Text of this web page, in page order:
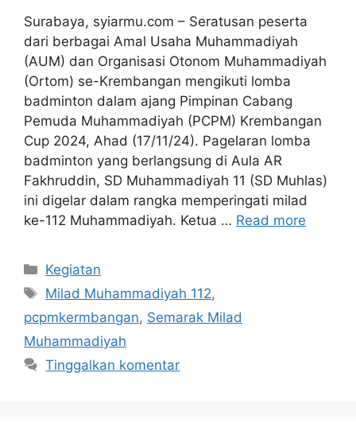
Surabaya, syiarmu.com – Seratusan peserta
dari berbagai Amal Usaha Muhammadiyah
(AUM) dan Organisasi Otonom Muhammadiyah
(Ortom) se-Krembangan mengikuti lomba
badminton dalam ajang Pimpinan Cabang
Pemuda Muhammadiyah (PCPM) Krembangan
Cup 2024, Ahad (17/11/24). Pagelaran lomba
badminton yang berlangsung di Aula AR
Fakhruddin, SD Muhammadiyah 11 (SD Muhlas)
ini digelar dalam rangka memperingati milad
ke-112 Muhammadiyah. Ketua … Read more
Kategori
Kegiatan
Tag
Milad Muhammadiyah 112,
pcpmkermbangan, Semarak Milad
Muhammadiyah
Tinggalkan komentar